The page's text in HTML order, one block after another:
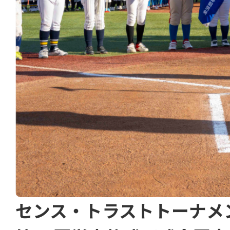
センス・トラストトーナメ